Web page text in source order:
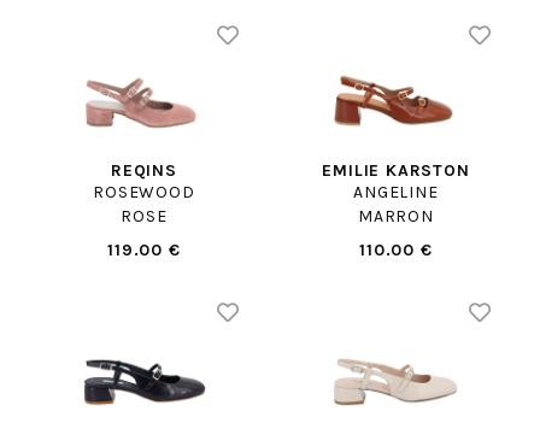
REQINS
ROSEWOOD
ROSE
119.00 €
EMILIE KARSTON
ANGELINE
MARRON
110.00 €